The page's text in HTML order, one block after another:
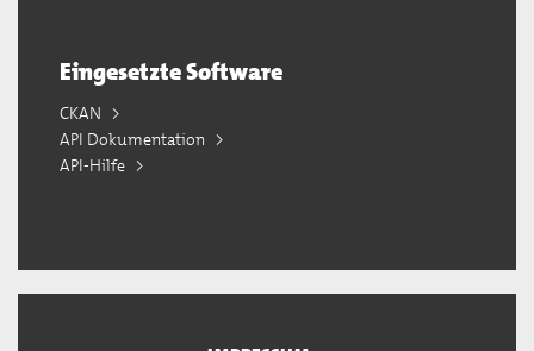
Eingesetzte Software
CKAN
API Dokumentation
API-Hilfe